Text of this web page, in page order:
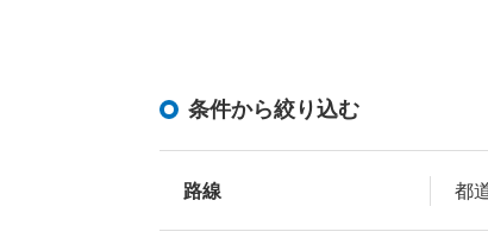
条件から絞り込む
路線 都